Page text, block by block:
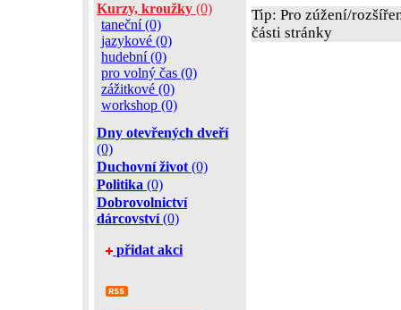
Kurzy, kroužky (0)
taneční (0)
jazykové (0)
hudební (0)
pro volný čas (0)
zážitkové (0)
workshop (0)
Dny otevřených dveří
(0)
Duchovní život (0)
Politika (0)
Dobrovolnictví
dárcovství(0)
přidat akci
Tip: Pro zúžení/
části stránky